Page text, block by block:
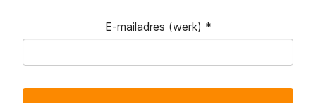
E-mailadres (werk) *